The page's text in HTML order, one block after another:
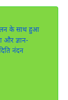
के साथ हुआ
और ज्ञान-
नंदन